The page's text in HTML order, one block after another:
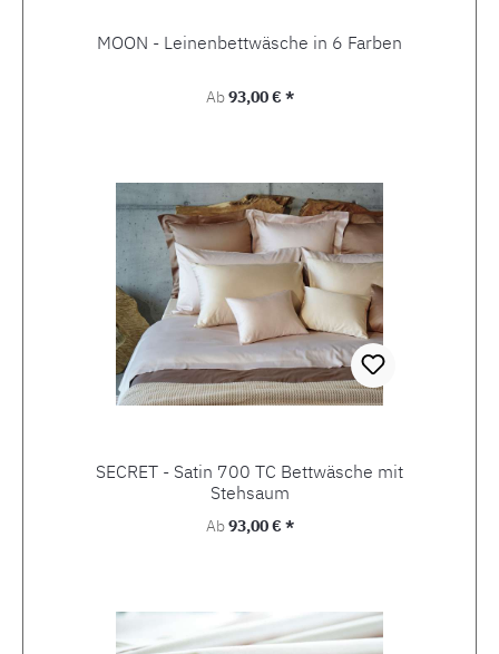
MOON - Leinenbettwäsche in 6 Farben
Regulärer Preis:
Ab93,00 € *
SECRET - Satin 700 TC Bettwäsche mit
Stehsaum
Regulärer Preis:
Ab93,00 € *